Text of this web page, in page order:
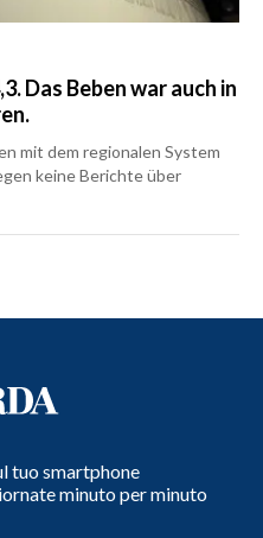
Das Beben war auch in
mit dem regionalen System
keine Berichte über
tuo smartphone
minuto per minuto